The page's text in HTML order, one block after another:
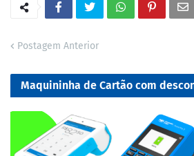
Postagem Anterior
Maquininha de Cartão com